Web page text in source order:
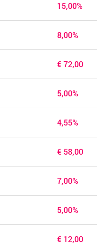
15,00%
8,00%
€ 72,00
5,00%
4,55%
€ 58,00
7,00%
5,00%
€ 12,00